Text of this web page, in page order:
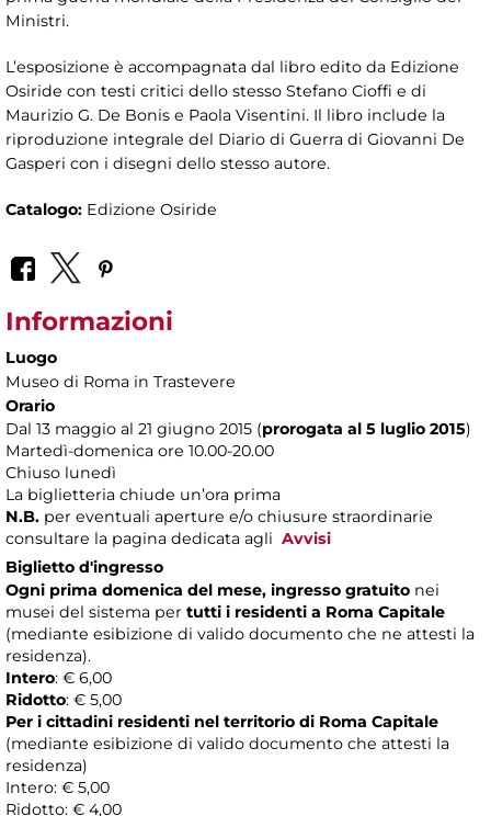
Ministri.
L’esposizione è accompagnata dal libro edito da Edizione
Osiride con testi critici dello stesso Stefano Cioffi e di
Maurizio G. De Bonis e Paola Visentini. Il libro include la
riproduzione integrale del Diario di Guerra di Giovanni De
Gasperi con i disegni dello stesso autore.
Catalogo: Edizione Osiride
Informazioni
Luogo
Museo di Roma in Trastevere
Orario
Dal 13 maggio al 21 giugno 2015 (prorogata al 5 luglio 2015)
Martedì-domenica ore 10.00-20.00
Chiuso lunedì
La biglietteria chiude un’ora prima
N.B. per eventuali aperture e/o chiusure straordinarie
consultare la pagina dedicata agli Avvisi
Biglietto d'ingresso
Ogni prima domenica del mese, ingresso gratuito nei
musei del sistema per tutti i residenti a Roma Capitale
(mediante esibizione di valido documento che ne attesti la
residenza).
Intero: € 6,00
Ridotto: € 5,00
Per i cittadini residenti nel territorio di Roma Capitale
(mediante esibizione di valido documento che attesti la
residenza)
Intero: € 5,00
Ridotto: € 4,00